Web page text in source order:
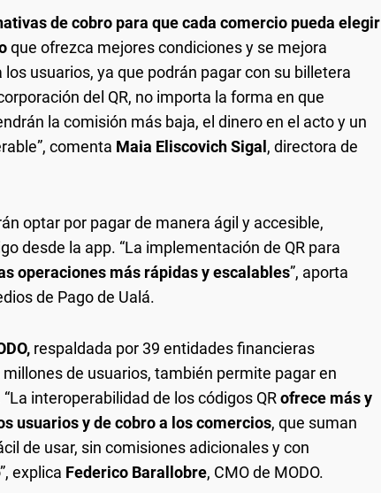
de cobro para que cada comercio pueda elegir
que ofrezca mejores condiciones y se mejora
usuarios, ya que podrán pagar con su billetera
del QR, no importa la forma en que
la comisión más baja, el dinero en el acto y un
comenta Maia Eliscovich Sigal , directora de
optar por pagar de manera ágil y accesible,
desde la app. “La implementación de QR para
operaciones más rápidas y escalables”, aporta
de Pago de Ualá.
respaldada por 39 entidades financieras
de usuarios, también permite pagar en
interoperabilidad de los códigos QRofrece más y
usuarios y de cobro a los comercios, que suman
de usar, sin comisiones adicionales y con
explica Federico Barallobre, CMO de MODO.